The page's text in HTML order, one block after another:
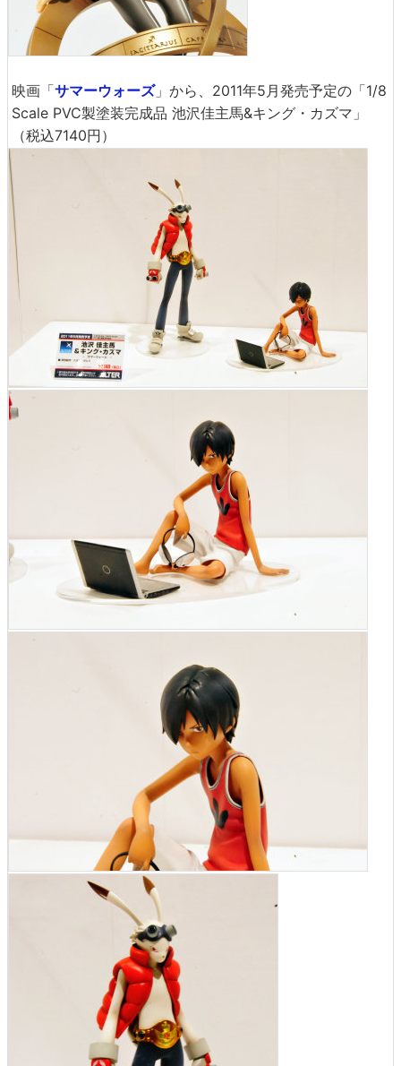
映画「サマーウォーズ」から、2011年5月発売予定の「1/8
Scale PVC製塗装完成品 池沢佳主馬&キング・カズマ」
（税込7140円）